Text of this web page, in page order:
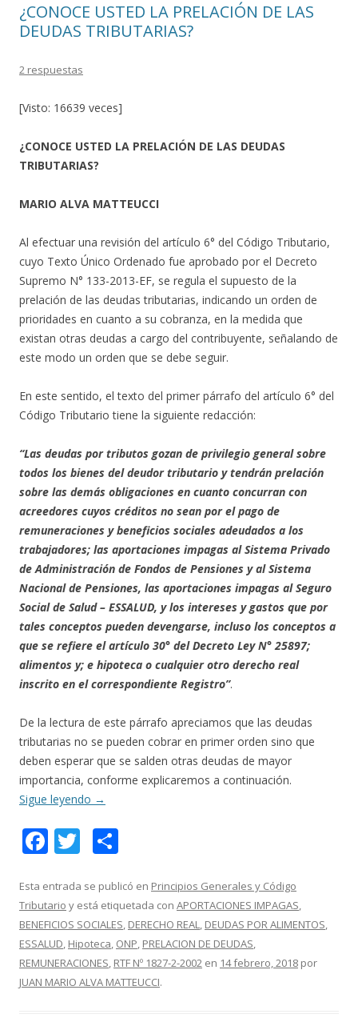
¿CONOCE USTED LA PRELACIÓN DE LAS
DEUDAS TRIBUTARIAS?
2 respuestas
[Visto: 16639 veces]
¿CONOCE USTED LA PRELACIÓN DE LAS DEUDAS
TRIBUTARIAS?
MARIO ALVA MATTEUCCI
Al efectuar una revisión del artículo 6° del Código Tributario,
cuyo Texto Único Ordenado fue aprobado por el Decreto
Supremo N° 133-2013-EF, se regula el supuesto de la
prelación de las deudas tributarias, indicando un orden de
prioridades en cuanto a su cobranza, en la medida que
existan otras deudas a cargo del contribuyente, señalando de
este modo un orden que se debe seguir.
En este sentido, el texto del primer párrafo del artículo 6° del
Código Tributario tiene la siguiente redacción:
“Las deudas por tributos gozan de privilegio general sobre
todos los bienes del deudor tributario y tendrán prelación
sobre las demás obligaciones en cuanto concurran con
acreedores cuyos créditos no sean por el pago de
remuneraciones y beneficios sociales adeudados a los
trabajadores; las aportaciones impagas al Sistema Privado
de Administración de Fondos de Pensiones y al Sistema
Nacional de Pensiones, las aportaciones impagas al Seguro
Social de Salud – ESSALUD, y los intereses y gastos que por
tales conceptos pueden devengarse, incluso los conceptos a
que se refiere el artículo 30° del Decreto Ley N° 25897;
alimentos y; e hipoteca o cualquier otro derecho real
inscrito en el correspondiente Registro”.
De la lectura de este párrafo apreciamos que las deudas
tributarias no se pueden cobrar en primer orden sino que
deben esperar que se salden otras deudas de mayor
importancia, conforme explicaremos a continuación.
Sigue leyendo →
F
e
b
o
o
k
T
itt
er
m
p
ar
ti
r
Esta entrada se publicó en Principios Generales y Código
Tributario y está etiquetada con APORTACIONES IMPAGAS,
BENEFICIOS SOCIALES, DERECHO REAL, DEUDAS POR ALIMENTOS,
ESSALUD, Hipoteca, ONP, PRELACION DE DEUDAS,
REMUNERACIONES, RTF Nº 1827-2-2002 en 14 febrero, 2018 por
JUAN MARIO ALVA MATTEUCCI.